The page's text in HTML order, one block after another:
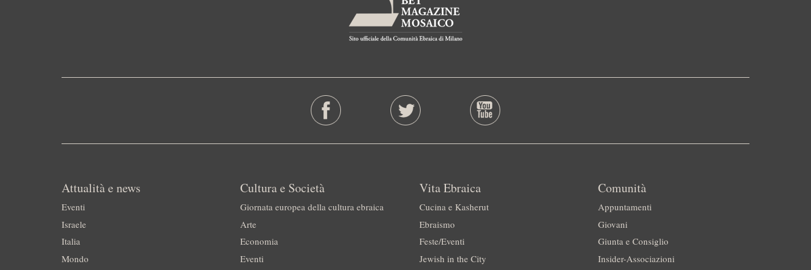
Attualità e news
Eventi
Israele
Italia
Mondo
Cultura e Società
Giornata europea della cultura ebraica
Arte
Economia
Eventi
Vita Ebraica
Cucina e Kasherut
Ebraismo
Feste/Eventi
Jewish in the City
Comunità
Appuntamenti
Giovani
Giunta e Consiglio
Insider-Associazioni